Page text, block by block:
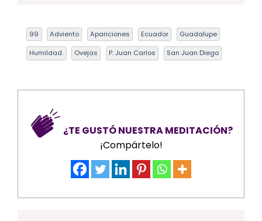
99 Adviento Apariciones Ecuador Guadalupe
Humildad. Ovejas P. Juan Carlos San Juan Diego
¿TE GUSTÓ NUESTRA MEDITACIÓN?
¡Compártelo!